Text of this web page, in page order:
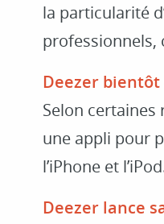
la particularité
professionnels,
Deezer bientôt
Selon certaines
une appli pour
l’iPhone et
Deezer lance